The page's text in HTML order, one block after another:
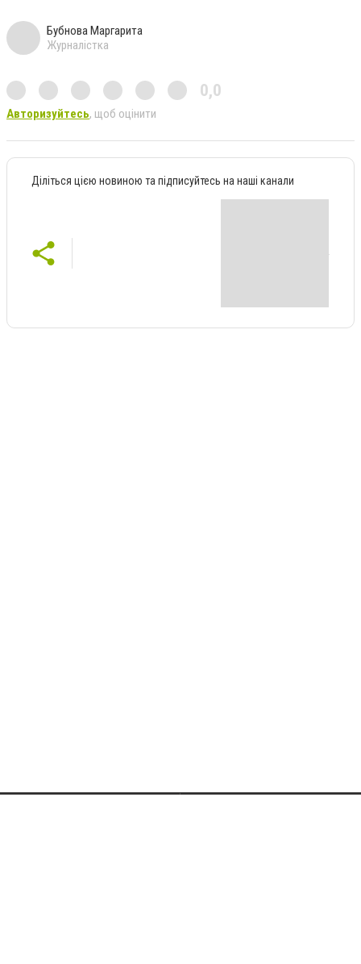
Бубнова Маргарита
Журналістка
0,0
Авторизуйтесь, щоб оцінити
Діліться цією новиною та підписуйтесь на наші канали